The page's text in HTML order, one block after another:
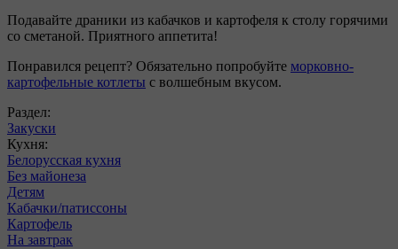
Подавайте драники из кабачков и картофеля к столу горячими
со сметаной. Приятного аппетита!
Понравился рецепт? Обязательно попробуйте морковно-
картофельные котлеты с волшебным вкусом.
Раздел:
Закуски
Кухня:
Белорусская кухня
Без майонеза
Детям
Кабачки/патиссоны
Картофель
На завтрак